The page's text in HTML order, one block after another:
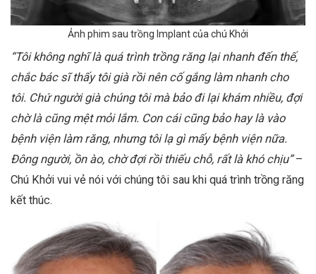
Ảnh phim sau trồng Implant của chú Khởi
“Tôi không nghĩ là quá trình trồng răng lại nhanh đến thế,
chắc bác sĩ thấy tôi già rồi nên cố gắng làm nhanh cho
tôi. Chứ người già chúng tôi mà bảo đi lại khám nhiều, đợi
chờ là cũng mệt mỏi lắm. Con cái cũng bảo hay là vào
bệnh viện làm răng, nhưng tôi lạ gì mấy bệnh viện nữa.
Đông người, ồn ào, chờ đợi rồi thiếu chỗ, rất là khó chịu”–
Chú Khởi vui vẻ nói với chúng tôi sau khi quá trình trồng răng
kết thúc.